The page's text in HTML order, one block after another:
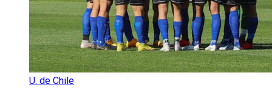
U. de Chile